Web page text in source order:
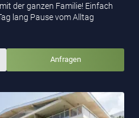
der ganzen Familie! Einfach
lang Pause vom Alltag
Anfragen